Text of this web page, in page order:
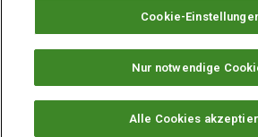
Prämien Datenschutz
Cookie-Einstellungen
Cookie-
Nur notwendige
Alle Cookies